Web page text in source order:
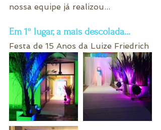
nossa equipe já realizou...
Em 1º lugar, a mais descolada...
Festa de 15 Anos da Luize Friedrich